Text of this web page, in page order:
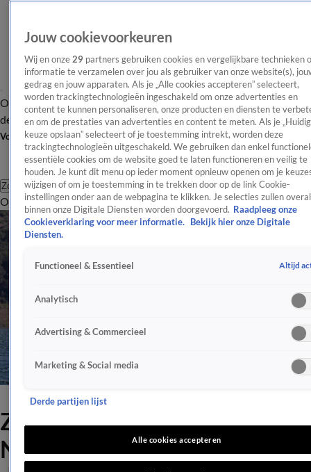
OverzichtAfleveringen Entertainment TV Algemeen
Tip
de redactieNieuwsbrief
Volg Shownieuws
Zoeken
OverzichtEntertainmentSpraakmakendRealityCrimeVideo's
Zoektocht naar lichaam
Naya Rivera kan nog dagen
Jouw cookievoorkeuren
Wij en onze 29 partners gebruiken cookies en vergelijkbare technieken
informatie te verzamelen over jou als gebruiker van onze website(s),
gedrag en jouw apparaten. Als je „Alle cookies accepteren” selecteert,
worden trackingtechnologieën ingeschakeld om onze advertenties en
content te kunnen personaliseren, onze producten en diensten te
en om de prestaties van advertenties en content te meten. Als je
keuze opslaan” selecteert of je toestemming intrekt, worden deze
trackingtechnologieën uitgeschakeld. We gebruiken dan enkel
essentiële cookies om de website goed te laten functioneren en veilig te
houden. Je kunt dit menu op ieder moment opnieuw openen om je
wijzigen of om je toestemming in te trekken door op de link Cookie-
instellingen onder aan de webpagina te klikken. Je selecties zullen overal
binnen onze Digitale Diensten worden doorgevoerd. Raadpleeg onze
Cookieverklaring voor meer informatie.
Bekijk hier onze Digitale
Diensten.
Functioneel & Essentieel Altijd
Analytisch
Advertising & Commercieel
Marketing & Social media
Derde partijen lijst
Alle cookies accepteren